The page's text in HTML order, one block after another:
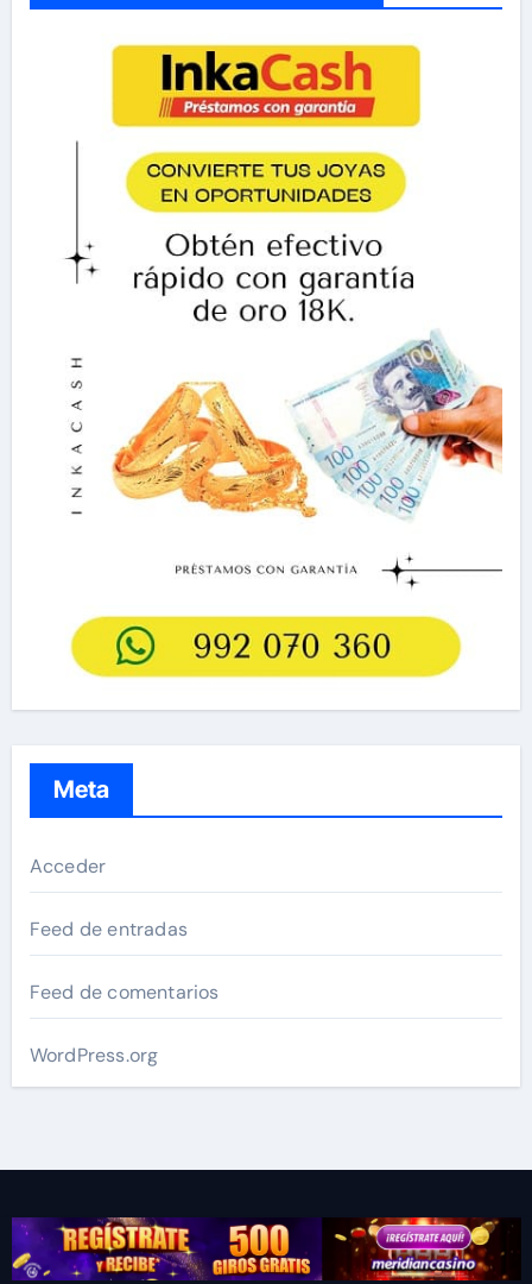
Meta
Acceder
Feed de entradas
Feed de comentarios
WordPress.org